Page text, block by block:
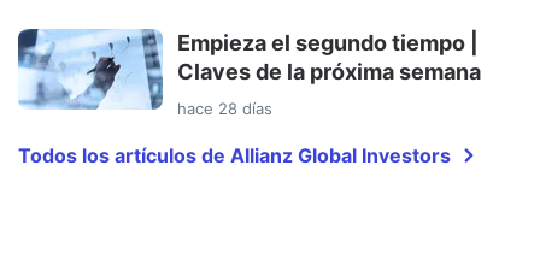
Empieza el segundo tiempo |
Claves de la próxima semana
hace 28 días
Todos los artículos de Allianz Global Investors